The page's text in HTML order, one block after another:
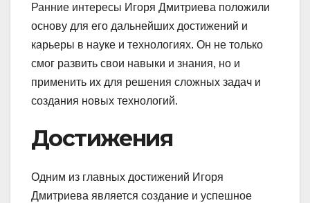
Ранние интересы Игоря Дмитриева положили
основу для его дальнейших достижений и
карьеры в науке и технологиях. Он не только
смог развить свои навыки и знания, но и
применить их для решения сложных задач и
создания новых технологий.
Достижения
Одним из главных достижений Игоря
Дмитриева является создание и успешное